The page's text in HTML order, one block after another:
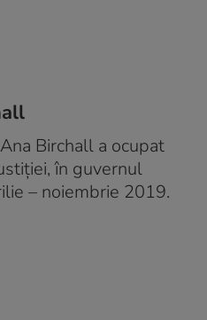
Birchall a ocupat
în guvernul
– noiembrie 2019.